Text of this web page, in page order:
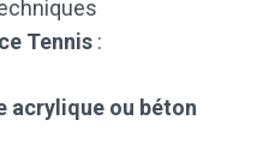
Tennis :
acrylique ou béton